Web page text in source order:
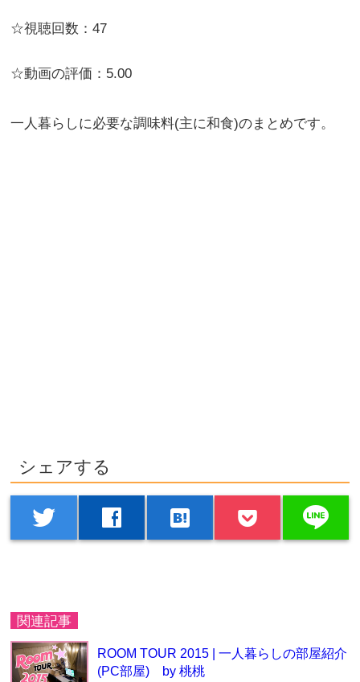
☆視聴回数：47
☆動画の評価：5.00
一人暮らしに必要な調味料(主に和食)のまとめです。
シェアする
twitter facebook hatenabookmark line
関連記事
ROOM TOUR 2015 | 一人暮らしの部屋紹介
(PC部屋) by 桃桃